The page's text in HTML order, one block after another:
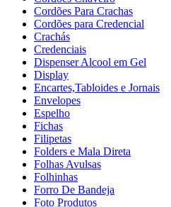
Cordões Para Crachas
Cordões para Credencial
Crachás
Credenciais
Dispenser Alcool em Gel
Display
Encartes,Tabloides e Jornais
Envelopes
Espelho
Fichas
Filipetas
Folders e Mala Direta
Folhas Avulsas
Folhinhas
Forro De Bandeja
Foto Produtos